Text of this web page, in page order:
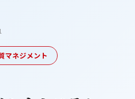
ネジメント